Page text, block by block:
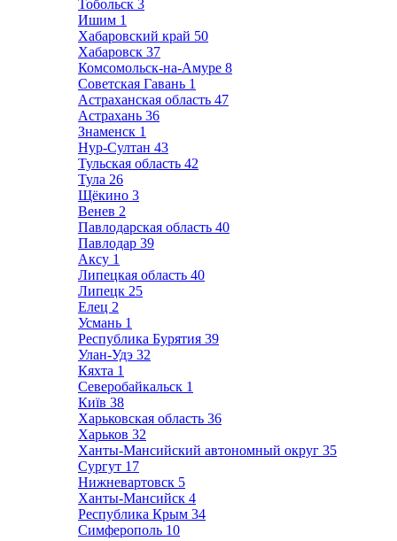
Тобольск 3
Ишим 1
Хабаровский край 50
Хабаровск 37
Комсомольск-на-Амуре 8
Советская Гавань 1
Астраханская область 47
Астрахань 36
Знаменск 1
Нур-Султан 43
Тульская область 42
Тула 26
Щёкино 3
Венев 2
Павлодарская область 40
Павлодар 39
Аксу 1
Липецкая область 40
Липецк 25
Елец 2
Усмань 1
Республика Бурятия 39
Улан-Удэ 32
Кяхта 1
Северобайкальск 1
Київ 38
Харьковская область 36
Харьков 32
Ханты-Мансийский автономный округ 35
Сургут 17
Нижневартовск 5
Ханты-Мансийск 4
Республика Крым 34
Симферополь 10